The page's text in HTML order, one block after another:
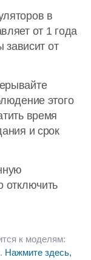
в
от 1 года
зависит от
этого
время
и срок
отключить
к моделям:
. Нажмите здесь,